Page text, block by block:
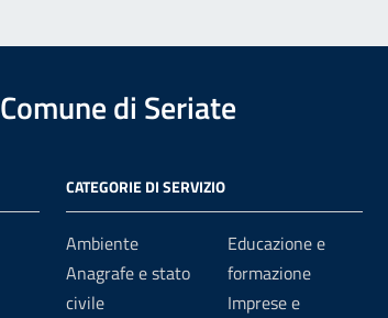
Comune di Seriate
CATEGORIE DI SERVIZIO
Ambiente
Anagrafe e stato
civile
Educazione e
formazione
Imprese e